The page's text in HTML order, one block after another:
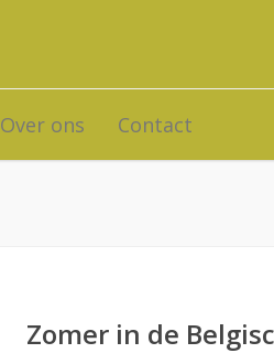
Over ons Contact
Zomer in de